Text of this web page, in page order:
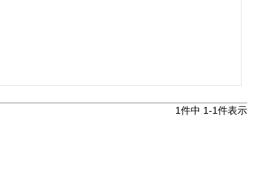
1件中 1-1件表示